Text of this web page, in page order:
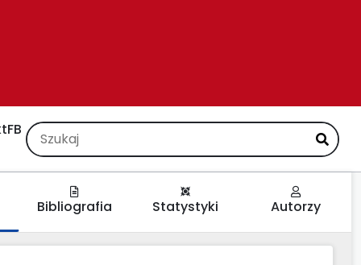
FB
Bibliografia Statystyki Autorzy